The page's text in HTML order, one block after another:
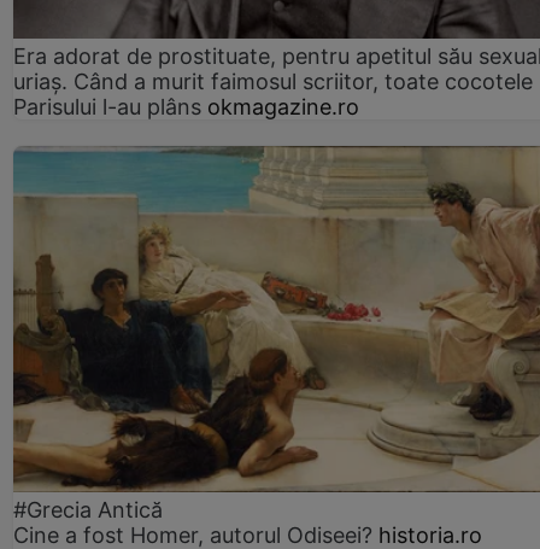
Era adorat de prostituate, pentru apetitul său
uriaș. Când a murit faimosul scriitor, toate cocotele
Parisului l-au plâns okmagazine.ro
#Grecia Antică
Cine a fost Homer, autorul Odiseei? historia.ro